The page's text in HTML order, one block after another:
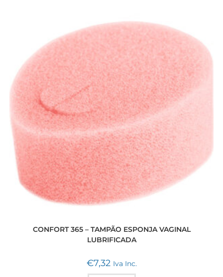
CONFORT 365 – TAMPÃO ESPONJA VAGINAL
LUBRIFICADA
€7,32 Iva Inc.